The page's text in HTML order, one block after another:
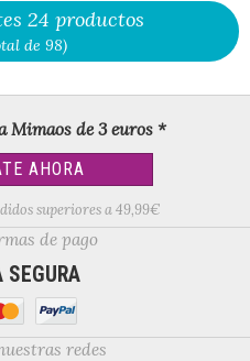
24 productos
de 98)
Mimaos de 3 euros *
AHORA
superiores a 49,99€
de pago
SEGURA
redes